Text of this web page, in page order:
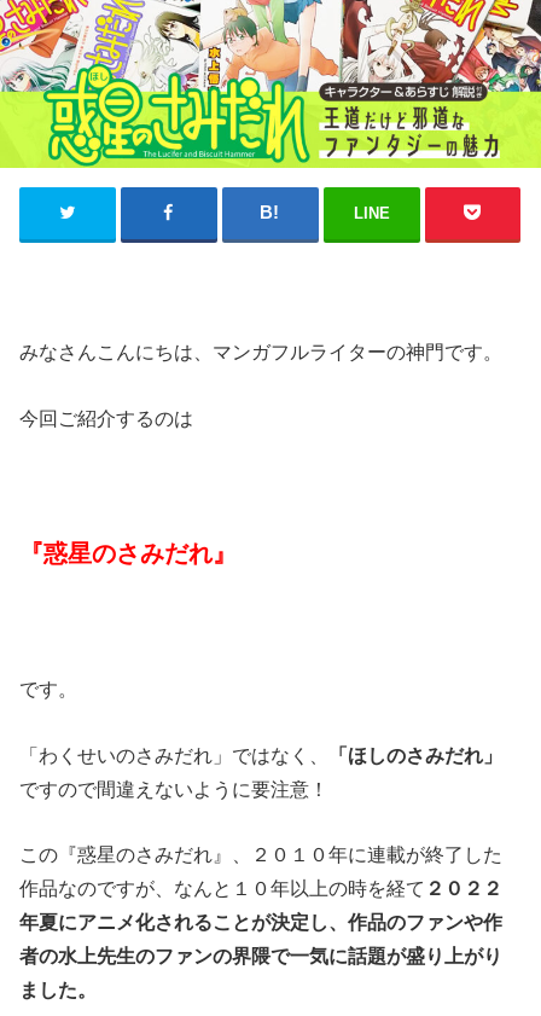
LINE
みなさんこんにちは、マンガフルライターの神門です。
今回ご紹介するのは
『惑星のさみだれ』
です。
「わくせいのさみだれ」ではなく、
「ほしのさみだれ」
ですので間違えないように要注意！
この『惑星のさみだれ』、２０１０年に連載が終了した
作品なのですが、なんと１０年以上の時を経て ２０２２
年夏にアニメ化されることが決定し、作品のファンや作
者の水上先生のファンの界隈で一気に話題が盛り上がり
ました。